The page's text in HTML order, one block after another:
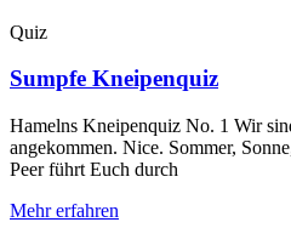
Quiz
Sumpfe Kneipenquiz
Hamelns Kneipenquiz No. 1 Wir
angekommen. Nice. Sommer,
Peer führt Euch durch
Mehr erfahren